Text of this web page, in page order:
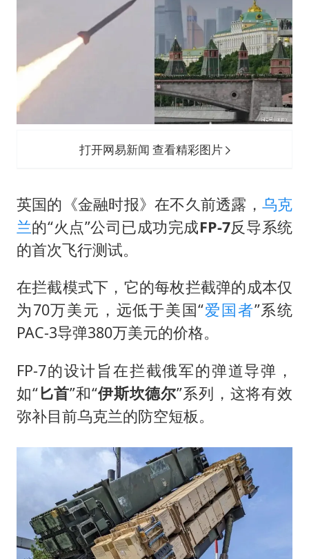
感觉全东北都在等7号
80后女柜员逆袭成4200亿银行副行长
奋进开新局 实干挑大梁
打开网易新闻 查看精彩图片
英国的《金融时报》在不久前透露， 乌克
兰的“火点”公司已成功完成FP-7反导系统
的首次飞行测试。
在拦截模式下，它的每枚拦截弹的成本仅
为70万美元，远低于美国“爱国者”系统
PAC-3导弹380万美元的价格。
FP-7的设计旨在拦截俄军的弹道导弹，
如“匕首”和“伊斯坎德尔”系列，这将有效
弥补目前乌克兰的防空短板。